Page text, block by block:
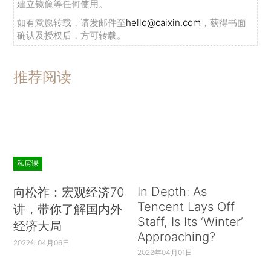
建立镜像等任何使用。
如有意愿转载，请发邮件至hello@caixin.com ，获得书面
确认及授权后，方可转载。
推荐阅读
私房课
向松祚：宏观经济70
讲，带你了解国内外
经济大局
2022年04月06日
In Depth: As
Tencent Lays Off
Staff, Is Its ‘Winter’
Approaching?
2022年04月01日